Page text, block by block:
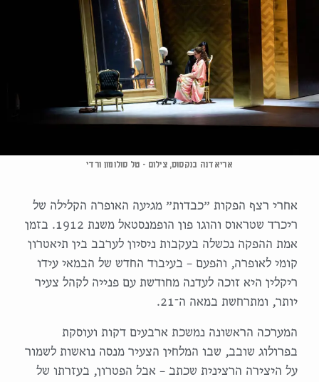
אריאדנה בנקסוס, צילום - טל סולומון ורדי
אחרי רצף הפקות ״כבדות״ מגיעה האופרה הקלילה של
ריכרד שטראוס והוגו פון הופמנסטאל משנת 1912. בזמן
אמת ההפקה נכשלה בעקבות ניסיון לערבב בין תיאטרון
קומי לאופרה, והפעם – בעיבוד החדש של הבמאי עידו
ריקלין היא זוכה לעדנה מחודשת עם פנייה לקהל צעיר
יותר, ומתרחשת במאה ה־21.
המערכה הראשונה נמשכת ארבעים דקות ועוסקת
בפרולוג שובב, שבו המלחין הצעיר מנסה נואשות לשמור
על היצירה הרצינית שכתב – אבל הפטרון, בעזרתו של